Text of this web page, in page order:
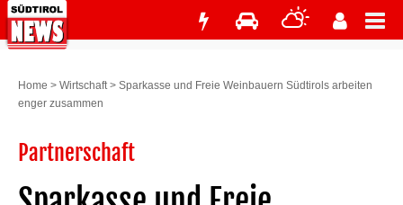
Home > Wirtschaft> Sparkasse und Freie Weinbauern Südtirols arbeiten
enger zusammen
Partnerschaft